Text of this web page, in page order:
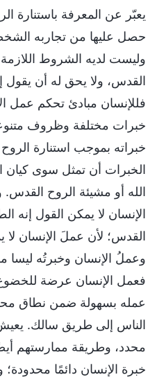
يعبّر عن المعرفة باستنارة
حصل عليها من تجاربه
وليست لديه الشروط
القدس، ولا يحق له أن يقول
فللإنسان مبادئ تحكم عمل
خبرات مختلفة وظروف
خبراته بموجب استنارة
الخبرات أن تمثل سوى كيان
الله أو مشيئة الروح
الإنسان لا يمكن القول إنه
القدس؛ لأن عملَ الإنسان لا
وعملُ الإنسان وخبرتُه ليسا
فعمل الإنسان عرضة
عمله بسهولة ضمن نطاق
الناس إلى طريق سالك.
محدد، وطريقة ممارستهم
خبرة الإنسان دائمًا